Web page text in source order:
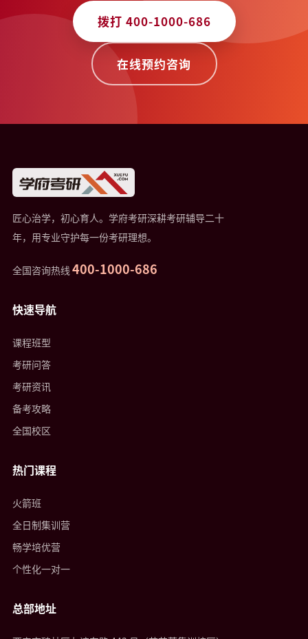
拨打 400-1000-686
在线预约咨询
匠心治学，初心育人。学府考研深耕考研辅导二十
年，用专业守护每一份考研理想。
全国咨询热线400-1000-686
快速导航
课程班型
考研问答
考研资讯
备考攻略
全国校区
热门课程
火箭班
全日制集训营
畅学培优营
个性化一对一
总部地址